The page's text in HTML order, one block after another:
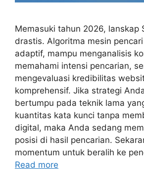
Memasuki tahun 2026, lanskap
drastis. Algoritma mesin
adaptif, mampu menganalisis
memahami intensi pencarian,
mengevaluasi kredibilitas
komprehensif. Jika strategi
bertumpu pada teknik lama
kuantitas kata kunci tanpa
digital, maka Anda sedang
posisi di hasil pencarian.
momentum untuk beralih ke
Read more